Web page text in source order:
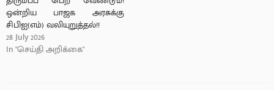
ஒன்றிய பாஜக அரசுக்கு
சிபிஐ(எம்) வலியுறுத்தல்!!
28 July 2026
In "செய்தி அறிக்கை"